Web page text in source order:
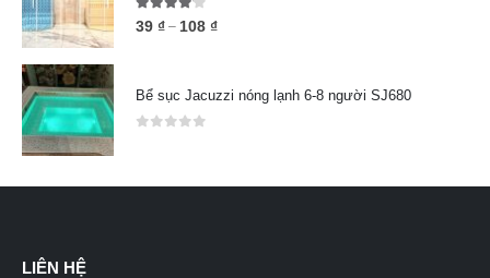
4.00 out of 5
39 ₫ – 108 ₫
Bể sục Jacuzzi nóng lạnh 6-8 người SJ680
LIÊN HỆ